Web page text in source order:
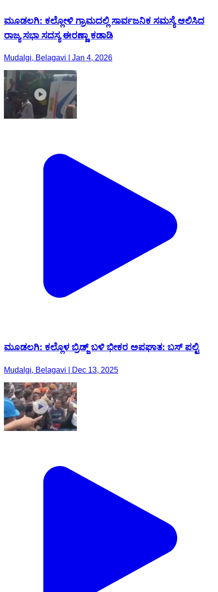
ಮೂಡಲಗಿ: ಕಲ್ಲೋಳಿ ಗ್ರಾಮದಲ್ಲಿ ಸಾರ್ವಜನಿಕ ಸಮಸ್ಯೆ ಆಲಿಸಿದ
ರಾಜ್ಯ ಸಭಾ ಸದಸ್ಯ ಈರಣ್ಣಾ ಕಡಾಡಿ
Mudalgi, Belagavi | Jan 4, 2026
ಮೂಡಲಗಿ: ಕಲ್ಲೊಳ ಬ್ರಿಡ್ಜ್ ಬಳಿ ಭೀಕರ ಅಪಘಾತ: ಬಸ್ ಪಲ್ಟಿ
Mudalgi, Belagavi | Dec 13, 2025